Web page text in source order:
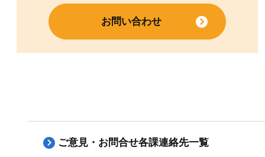
お問い合わせ
ご意見・お問合せ各課連絡先一覧